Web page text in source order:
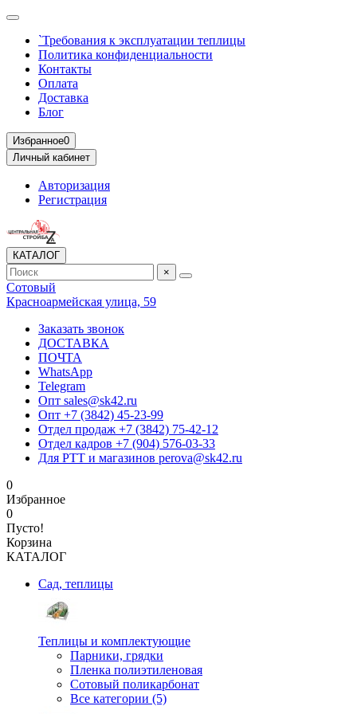
`Требования к эксплуатации теплицы
Политика конфиденциальности
Контакты
Оплата
Доставка
Блог
Избранное0
Личный кабинет
Авторизация
Регистрация
КАТАЛОГ
×
Сотовый
Красноармейская улица, 59
Заказать звонок
ДОСТАВКА
ПОЧТА
WhatsApp
Telegram
Опт sales@sk42.ru
Опт +7 (3842) 45-23-99
Отдел продаж +7 (3842) 75-42-12
Отдел кадров +7 (904) 576-03-33
Для РТТ и магазинов perova@sk42.ru
0
Избранное
0
Пусто!
Корзина
КАТАЛОГ
Сад, теплицы
Теплицы и комплектующие
Парники, грядки
Пленка полиэтиленовая
Сотовый поликарбонат
Все категории (5)